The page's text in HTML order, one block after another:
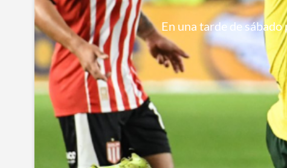
En una tarde de